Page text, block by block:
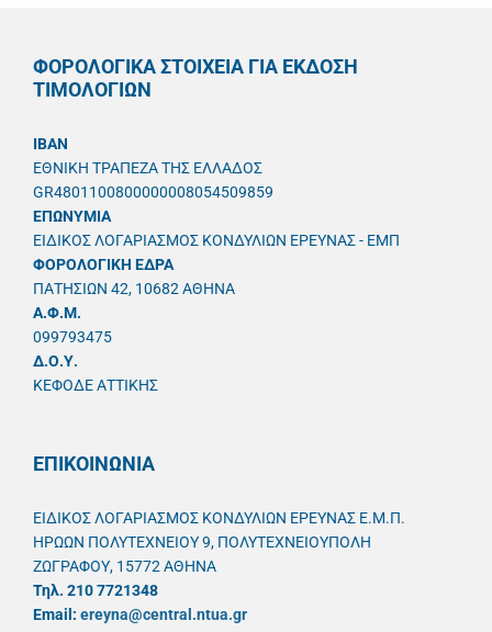
ΦΟΡΟΛΟΓΙΚΑ ΣΤΟΙΧΕΙΑ ΓΙΑ ΕΚΔΟΣΗ
ΤΙΜΟΛΟΓΙΩΝ
IBAN
ΕΘΝΙΚΗ ΤΡΑΠΕΖΑ ΤΗΣ ΕΛΛΑΔΟΣ
GR4801100800000008054509859
ΕΠΩΝΥΜΙΑ
ΕΙΔΙΚΟΣ ΛΟΓΑΡΙΑΣΜΟΣ ΚΟΝΔΥΛΙΩΝ ΕΡΕΥΝΑΣ - ΕΜΠ
ΦΟΡΟΛΟΓΙΚΗ ΕΔΡΑ
ΠΑΤΗΣΙΩΝ 42, 10682 ΑΘΗΝΑ
A.Φ.Μ.
099793475
Δ.Ο.Υ.
ΚΕΦΟΔΕ ΑΤΤΙΚΗΣ
ΕΠΙΚΟΙΝΩΝΙΑ
ΕΙΔΙΚΟΣ ΛΟΓΑΡΙΑΣΜΟΣ ΚΟΝΔΥΛΙΩΝ ΕΡΕΥΝΑΣ Ε.Μ.Π.
ΗΡΩΩΝ ΠΟΛΥΤΕΧΝΕΙΟΥ 9, ΠΟΛΥΤΕΧΝΕΙΟΥΠΟΛΗ
ΖΩΓΡΑΦΟΥ, 15772 ΑΘΗΝΑ
Τηλ. 210 7721348
Email: ereyna@central.ntua.gr